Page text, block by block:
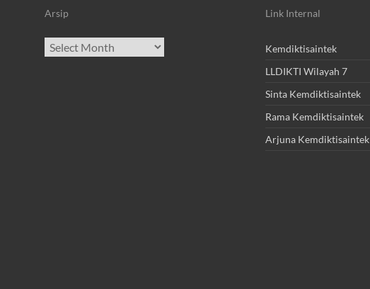
Arsip
Archives
Link Internal
Kemdiktisaintek
LLDIKTI Wilayah 7
Sinta Kemdiktisaintek
Rama Kemdiktisaintek
Arjuna Kemdiktisaintek